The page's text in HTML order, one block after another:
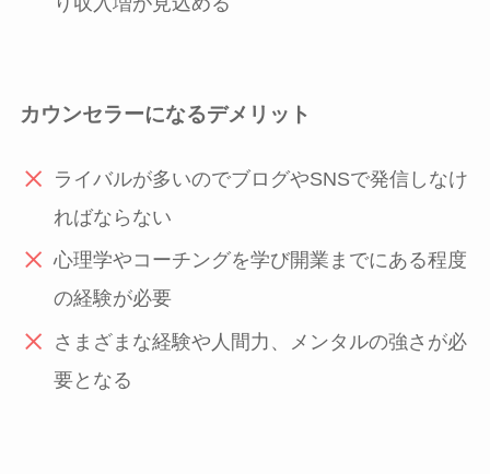
カウンセラーになるデメリット
ライバルが多いのでブログやSNSで発信しなけ
ればならない
心理学やコーチングを学び開業までにある程度
の経験が必要
さまざまな経験や人間力、メンタルの強さが必
要となる